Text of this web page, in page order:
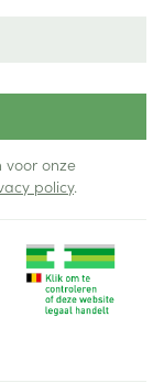
voor onze
policy.